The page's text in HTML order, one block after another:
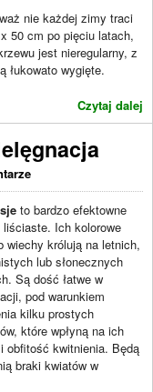
nie każdej zimy traci
50 cm po pięciu latach,
jest nieregularny, z
łukowato wygięte.
Czytaj dalej
to bardzo efektowne
liściaste. Ich kolorowe
wiechy królują na letnich,
lub słonecznych
Są dość łatwe w
pod warunkiem
kilku prostych
które wpłyną na ich
obfitość kwitnienia. Będą
braki kwiatów w